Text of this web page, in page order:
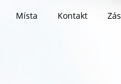
Místa Kontakt